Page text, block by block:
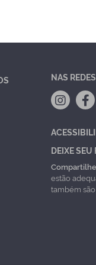
NAS REDES
DEIXE SEU
estão
também